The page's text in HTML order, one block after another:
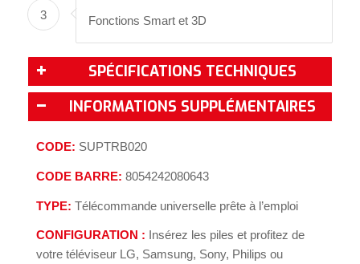
3 Fonctions Smart et 3D
SPÉCIFICATIONS TECHNIQUES
INFORMATIONS SUPPLÉMENTAIRES
CODE: SUPTRB020
CODE BARRE: 8054242080643
TYPE: Télécommande universelle prête à l’emploi
CONFIGURATION : Insérez les piles et profitez de
votre téléviseur LG, Samsung, Sony, Philips ou